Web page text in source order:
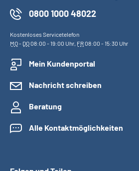
0800 1000 48022
Kostenloses Servicetelefon
MO- DO08:00 - 19:00 Uhr, FR08:00 - 15:30 Uhr
Mein Kundenportal
Nachricht schreiben
Beratung
Alle Kontaktmöglichkeiten